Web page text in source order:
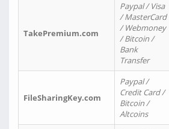
TakePremium.com
Paypal / Visa
/ MasterCard
/ Webmoney
/ Bitcoin /
Bank
Transfer
FileSharingKey.com
Paypal /
Credit Card /
Bitcoin /
Altcoins